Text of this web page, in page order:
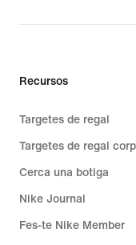
169,99 €
Recursos
Targetes de regal
Targetes de regal
Cerca una botiga
Nike Journal
Fes-te Nike Member